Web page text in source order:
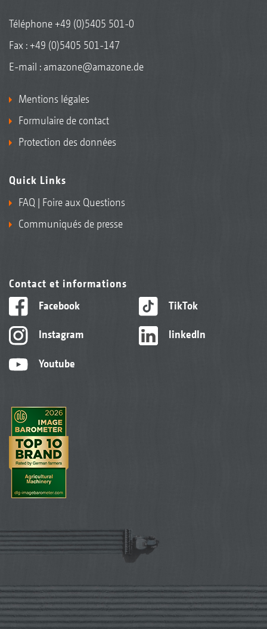
Téléphone+49 (0)5405 501-0
Fax : +49 (0)5405 501-147
E-mail : amazone@amazone.de
Mentions légales
Formulaire de contact
Protection des données
Quick Links
FAQ | Foire aux Questions
Communiqués de presse
Contact et informations
Facebook
Instagram
Youtube
TikTok
linkedIn